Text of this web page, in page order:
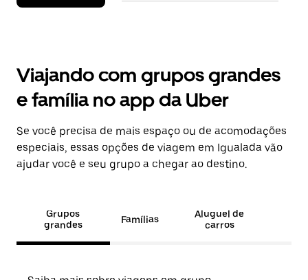
Viajando com grupos grandes
e família no app da Uber
Se você precisa de mais espaço ou de acomodações
especiais, essas opções de viagem em Igualada vão
ajudar você e seu grupo a chegar ao destino.
Grupos
grandes
Famílias
Aluguel de
carros